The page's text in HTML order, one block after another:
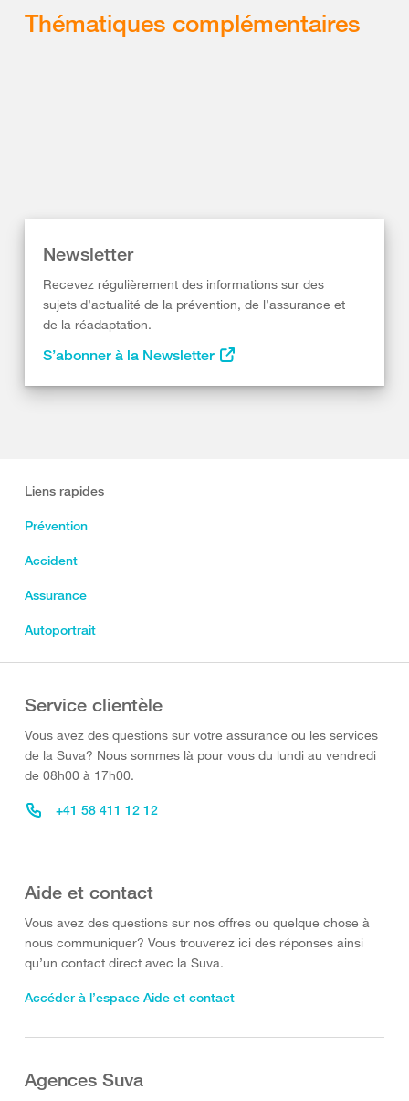
Thématiques complémentaires
Newsletter
Recevez régulièrement des informations sur des
sujets d’actualité de la prévention, de l’assurance et
de la réadaptation.
S’abonner à la Newsletter
Liens rapides
Prévention
Accident
Assurance
Autoportrait
Service clientèle
Vous avez des questions sur votre assurance ou les services
de la Suva? Nous sommes là pour vous du lundi au vendredi
de 08h00 à 17h00.
+41 58 411 12 12
Aide et contact
Vous avez des questions sur nos offres ou quelque chose à
nous communiquer? Vous trouverez ici des réponses ainsi
qu’un contact direct avec la Suva.
Accéder à l’espace Aide et contact
Agences Suva